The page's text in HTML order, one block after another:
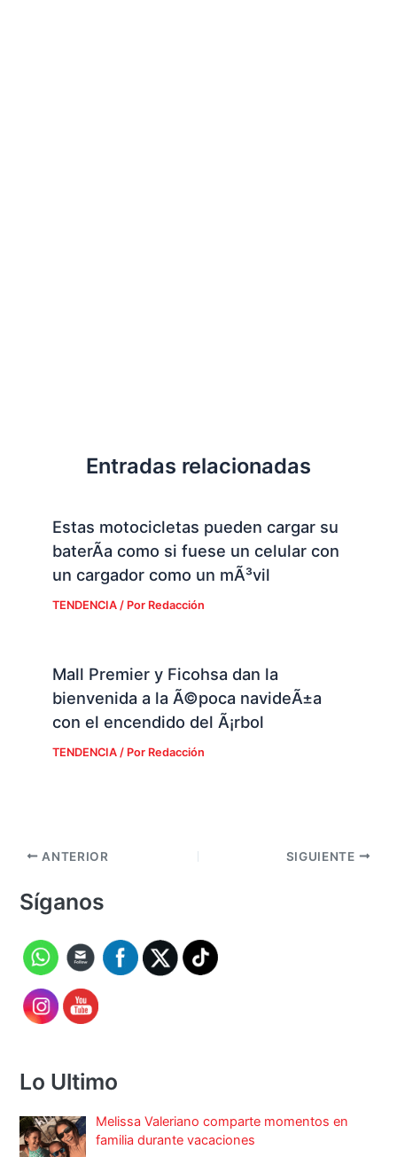
Entradas relacionadas
Estas motocicletas pueden cargar su
baterÃ­a como si fuese un celular con
un cargador como un mÃ³vil
TENDENCIA/ Por Redacción
Mall Premier y Ficohsa dan la
bienvenida a la Ã©poca navideÃ±a
con el encendido del Ã¡rbol
TENDENCIA/ Por Redacción
ANTERIOR SIGUIENTE
Síganos
Lo Ultimo
Melissa Valeriano comparte momentos en
familia durante vacaciones